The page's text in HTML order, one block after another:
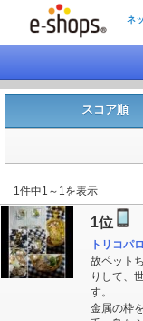
ネ
スコア順
1件中1～1を表示
1位
トリコパ
故ペット
りして、
す。
金属の枠